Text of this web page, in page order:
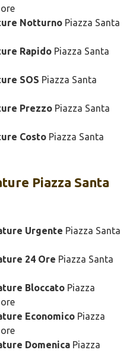
Notturno Piazza Santa
Rapido Piazza Santa
SOS Piazza Santa
Prezzo Piazza Santa
Costo Piazza Santa
Piazza Santa
Urgente Piazza Santa
24 Ore Piazza Santa
Bloccato Piazza
Economico Piazza
Domenica Piazza